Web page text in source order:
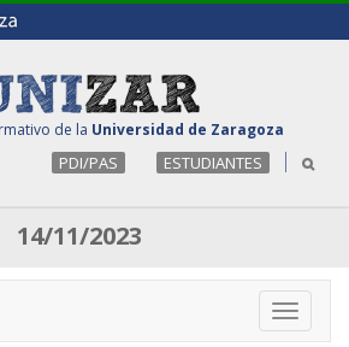
de la Universidad de Zaragoza
PDI/PAS ESTUDIANTES
14/11/2023
Toggle